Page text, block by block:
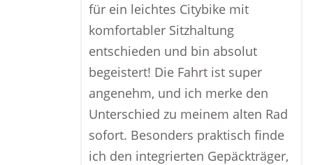
für ein leichtes Citybike mit
komfortabler Sitzhaltung
entschieden und bin absolut
begeistert! Die Fahrt ist super
angenehm, und ich merke den
Unterschied zu meinem alten Rad
sofort. Besonders praktisch finde
ich den integrierten Gepäckträger,